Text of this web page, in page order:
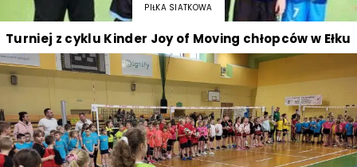
PIŁKA SIATKOWA
Turniej z cyklu Kinder Joy of Moving chłopców w Ełku